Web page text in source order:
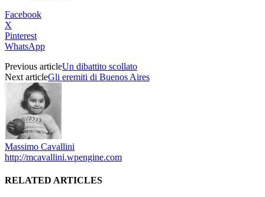
Facebook
X
Pinterest
WhatsApp
Previous articleUn dibattito scollato
Next articleGli eremiti di Buenos Aires
Massimo Cavallini
http://mcavallini.wpengine.com
RELATED ARTICLES